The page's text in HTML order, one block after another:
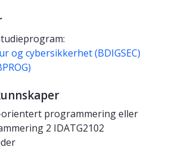
og cybersikkerhet (BDIGSEC)
orientert programmering eller
2 IDATG2102